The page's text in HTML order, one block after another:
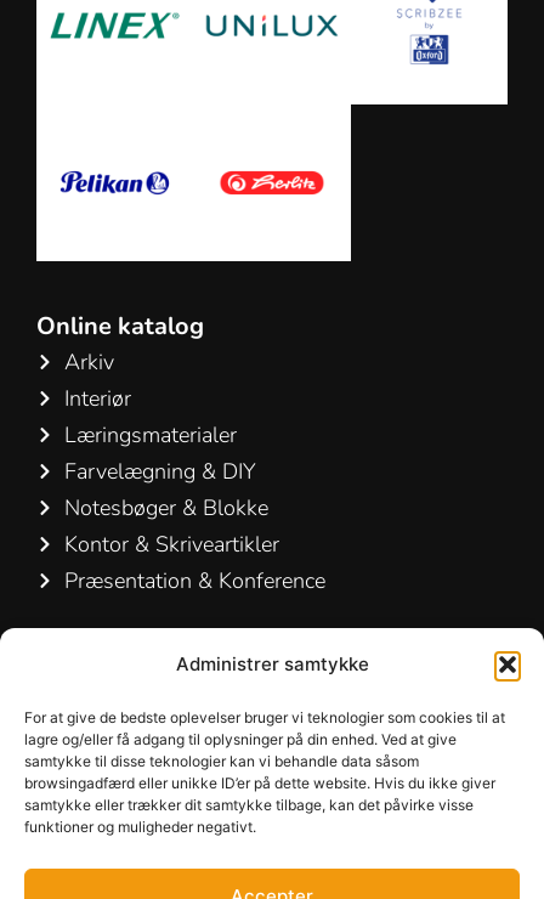
Administrer samtykke
For at give de bedste oplevelser bruger vi teknologier som cookies til at
lagre og/eller få adgang til oplysninger på din enhed. Ved at give
samtykke til disse teknologier kan vi behandle data såsom
browsingadfærd eller unikke ID’er på dette website. Hvis du ikke giver
samtykke eller trækker dit samtykke tilbage, kan det påvirke visse
funktioner og muligheder negativt.
Online katalog
Arkiv
Interiør
Læringsmaterialer
Farvelægning & DIY
Notesbøger & Blokke
Kontor & Skriveartikler
Præsentation & Konference
Hirsemarken 5, st. th.
3520 Farum
Danmark
+45 48 16 50 00